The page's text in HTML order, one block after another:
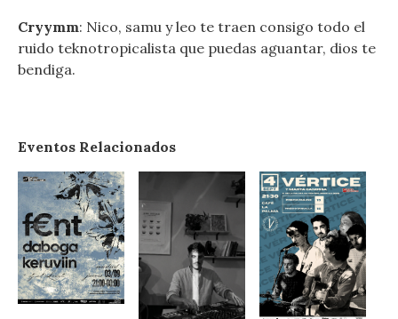
Cryymm: Nico, samu y leo te traen consigo todo el
ruido teknotropicalista que puedas aguantar, dios te
bendiga.
Eventos Relacionados